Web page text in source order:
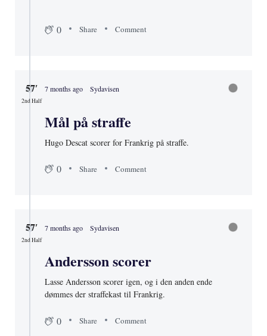
0 Share Comment
57′
2nd Half
7 months ago Sydavisen
Mål på straffe
Hugo Descat scorer for Frankrig på straffe.
0 Share Comment
57′
2nd Half
7 months ago Sydavisen
Andersson scorer
Lasse Andersson scorer igen, og i den anden ende
dømmes der straffekast til Frankrig.
0 Share Comment